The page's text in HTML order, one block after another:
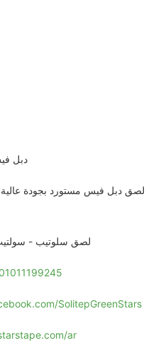
دبل فيس
لصق دبل فيس مستورد بجودة
لصق سلوتيب -
SolitepGreenStars
ar